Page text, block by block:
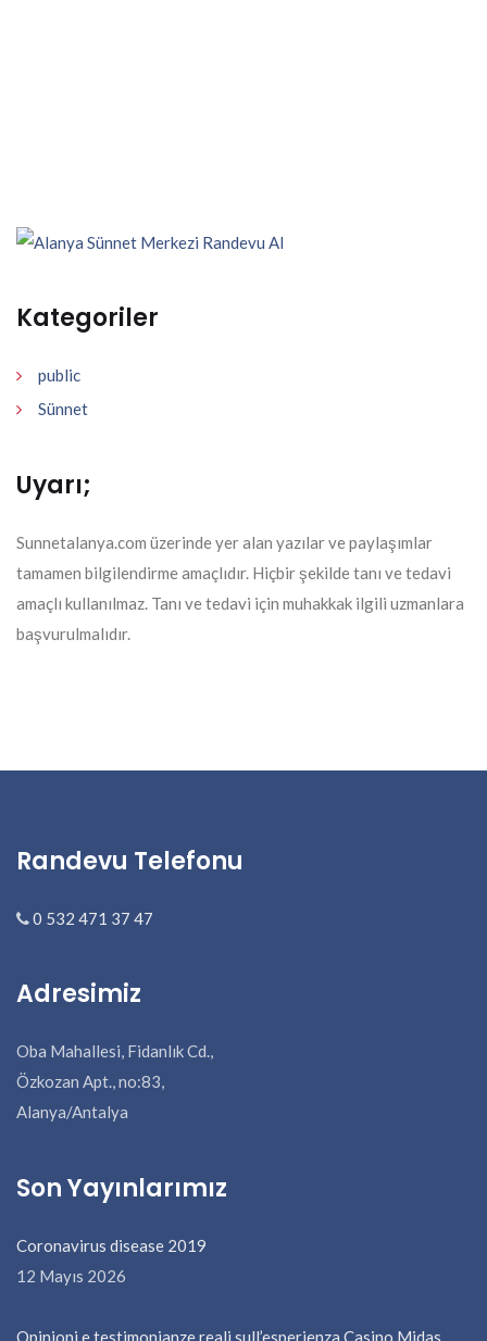
Kategoriler
public
Sünnet
Uyarı;
Sunnetalanya.com üzerinde yer alan yazılar ve paylaşımlar
tamamen bilgilendirme amaçlıdır. Hiçbir şekilde tanı ve tedavi
amaçlı kullanılmaz. Tanı ve tedavi için muhakkak ilgili uzmanlara
başvurulmalıdır.
Randevu Telefonu
0 532 471 37 47
Adresimiz
Oba Mahallesi, Fidanlık Cd.,
Özkozan Apt., no:83,
Alanya/Antalya
Son Yayınlarımız
Coronavirus disease 2019
12 Mayıs 2026
Opinioni e testimonianze reali sull’esperienza Casino Midas